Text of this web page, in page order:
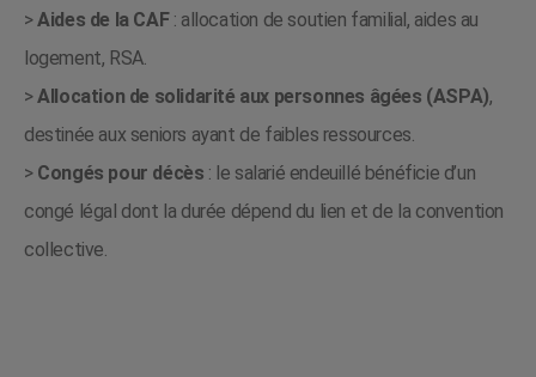
>Aides de la CAF: allocation de soutien familial, aides au
logement, RSA.
>Allocation de solidarité aux personnes âgées (ASPA),
destinée aux seniors ayant de faibles ressources.
> Congés pour décès : le salarié endeuillé bénéficie d’un
congé légal dont la durée dépend du lien et de la convention
collective.